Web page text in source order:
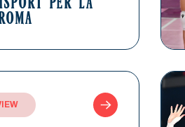
PER LA